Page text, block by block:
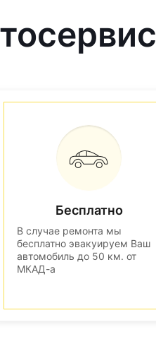
Бесплатно
В случае ремонта мы
бесплатно эвакуируем Ваш
автомобиль до 50 км. от
МКАД-а